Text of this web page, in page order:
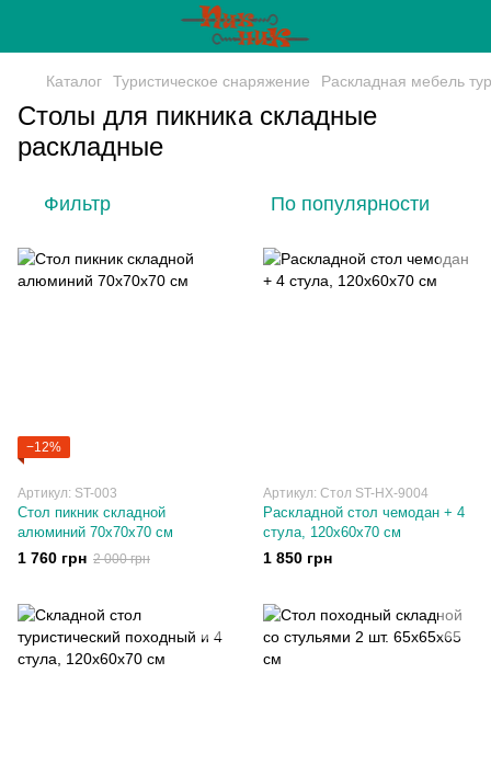
Каталог Туристическое снаряжение Раскладная мебель
Столы для пикника складные
раскладные
Фильтр По популярности
−12%
Артикул: ST-003
Стол пикник складной
алюминий 70х70х70 см
1 760 грн 2 000 грн
Артикул: Стол ST-HX-9004
Раскладной стол чемодан + 4
стула, 120х60х70 см
1 850 грн